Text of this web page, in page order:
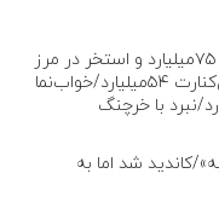
جیمز باند ۱۱۴میلیارد/زنده شور نزدیک به ۷۵میلیارد و استخر در مرز
۷۰میلیارد/عبور آنتیک از ۶۰میلیارد/تهران‌کنارت ۵۴میلیارد/خواب‌نما
لباس شخصی ۳میلیارد/نبرد با خرچنگ
کاندید شد اما به